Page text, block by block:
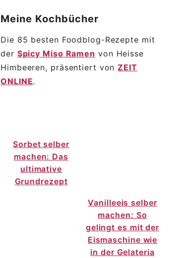
Meine Kochbücher
Die 85 besten Foodblog-Rezepte mit
der Spicy Miso Ramen von Heisse
Himbeeren, präsentiert vonZEIT
ONLINE.
Sorbet selber
machen: Das
ultimative
Grundrezept
Vanilleeis selber
machen: So
gelingt es mit der
Eismaschine wie
in der Gelateria